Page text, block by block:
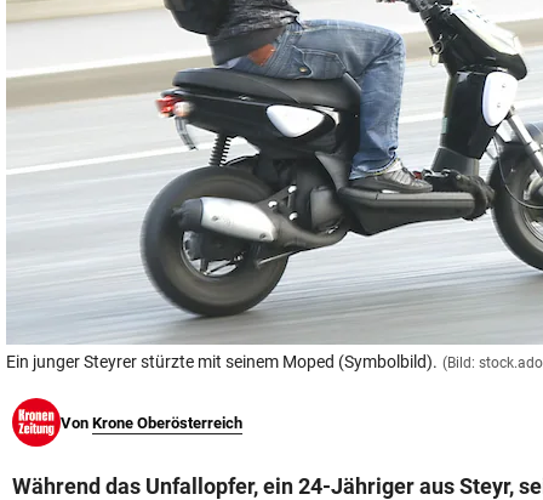
Ein junger Steyrer stürzte mit seinem Moped (Symbolbild). (Bild:
Von Krone Oberösterreich
Während das Unfallopfer, ein 24-Jähriger aus Steyr,